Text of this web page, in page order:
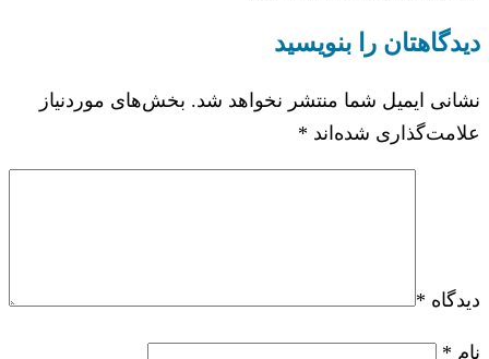
دیدگاهتان را بنویسید
نشانی ایمیل شما منتشر نخواهد شد. بخش‌های موردنیاز
علامت‌گذاری شده‌اند *
دیدگاه *
نام *